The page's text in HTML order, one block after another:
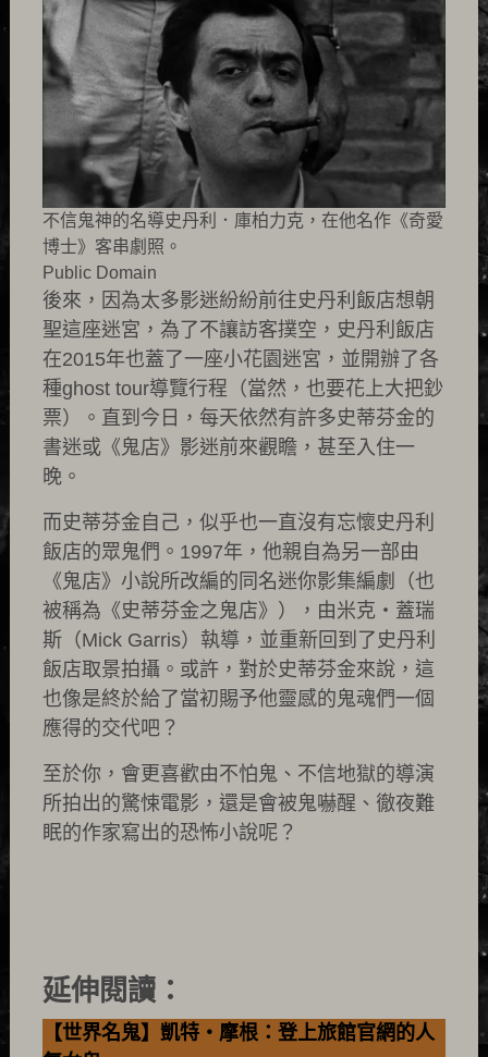
不信鬼神的名導史丹利．庫柏力克，在他名作《奇愛
博士》客串劇照。
Public Domain
後來，因為太多影迷紛紛前往史丹利飯店想朝
聖這座迷宮，為了不讓訪客撲空，史丹利飯店
在2015年也蓋了一座小花園迷宮，並開辦了各
種ghost tour導覽行程（當然，也要花上大把鈔
票）。直到今日，每天依然有許多史蒂芬金的
書迷或《鬼店》影迷前來觀瞻，甚至入住一
晚。
而史蒂芬金自己，似乎也一直沒有忘懷史丹利
飯店的眾鬼們。1997年，他親自為另一部由
《鬼店》小說所改編的同名迷你影集編劇（也
被稱為《史蒂芬金之鬼店》），由米克・蓋瑞
斯（Mick Garris）執導，並重新回到了史丹利
飯店取景拍攝。或許，對於史蒂芬金來說，這
也像是終於給了當初賜予他靈感的鬼魂們一個
應得的交代吧？
至於你，會更喜歡由不怕鬼、不信地獄的導演
所拍出的驚悚電影，還是會被鬼嚇醒、徹夜難
眠的作家寫出的恐怖小說呢？
延伸閱讀：
【世界名鬼】凱特・摩根：登上旅館官網的人